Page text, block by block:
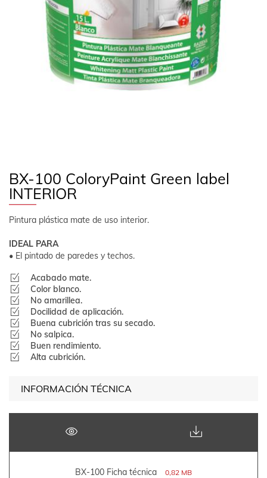
EMPRESA
CONTACTO
SÍGUENOS
BX-100 ColoryPaint Green label
INTERIOR
Pintura plástica mate de uso interior.
IDEAL PARA
• El pintado de paredes y techos.
Acabado mate.
Color blanco.
No amarillea.
Docilidad de aplicación.
Buena cubrición tras su secado.
No salpica.
Buen rendimiento.
Alta cubrición.
INFORMACIÓN TÉCNICA
BX-100 Ficha técnica 0,82 MB